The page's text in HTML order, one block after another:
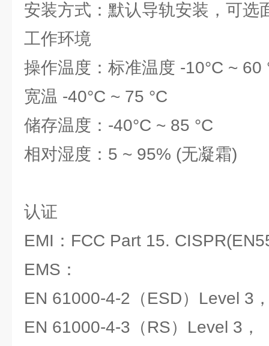
安装方式：默认导轨安装，可选
工作环境
操作温度：标准温度 -10°C ~ 60
宽温 -40°C ~ 75 °C
储存温度：-40°C ~ 85 °C
相对湿度：5 ~ 95% (无凝霜)
认证
EMI：FCC Part 15.
EMS：
EN 61000-4-2（ESD）Level 3
EN 61000-4-3（RS）Level 3，